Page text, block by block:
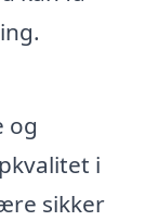
og
i
sikker